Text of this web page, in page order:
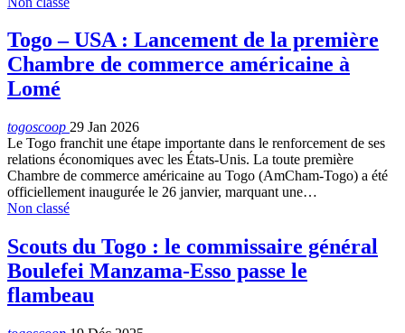
Togo – USA : Lancement de la première
Chambre de commerce américaine à
Lomé
togoscoop 29 Jan 2026
Le Togo franchit une étape importante dans le renforcement de ses
relations économiques avec les États-Unis. La toute première
Chambre de commerce américaine au Togo (AmCham-Togo) a été
officiellement inaugurée le 26 janvier, marquant une…
Non classé
Scouts du Togo : le commissaire général
Boulefei Manzama-Esso passe le
flambeau